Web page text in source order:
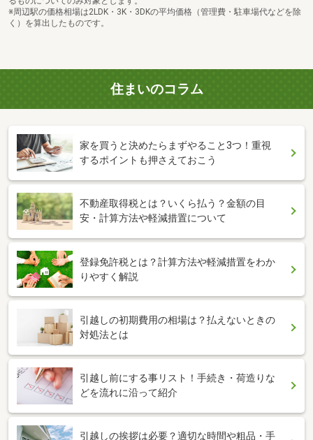
※周辺駅の価格相場は2LDK・3K・3DKの平均価格（管理費・駐車場代などを除
く）を算出したものです。
住まいのコラム
家を買うと決めたらまずやること3つ！重視
するポイントも押さえておこう
不動産取得税とは？いくら払う？金額の目
安・計算方法や軽減措置について
登録免許税とは？計算方法や軽減措置をわか
りやすく解説
引越しの初期費用の相場は？払えないときの
対処法とは
引越し前にする事リスト！手続き・荷造りな
どを流れに沿って紹介
引越しの挨拶は必要？適切な時間や粗品・手